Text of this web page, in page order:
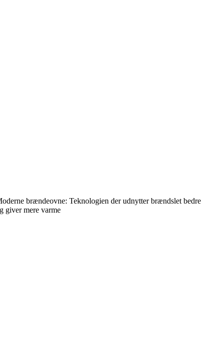
brændeovne: Teknologien der udnytter brændslet bedre
giver mere varme